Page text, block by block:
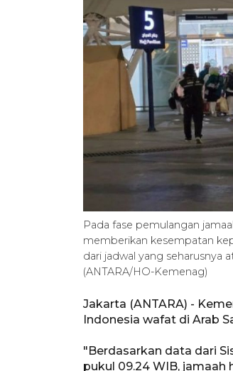
Pada fase pemulangan
memberikan kesempatan
dari jadwal yang seharusnya
(ANTARA/HO-Kemenag)
Jakarta (ANTARA) -
Indonesia wafat di Arab
"Berdasarkan data dari
pukul 09.24 WIB,